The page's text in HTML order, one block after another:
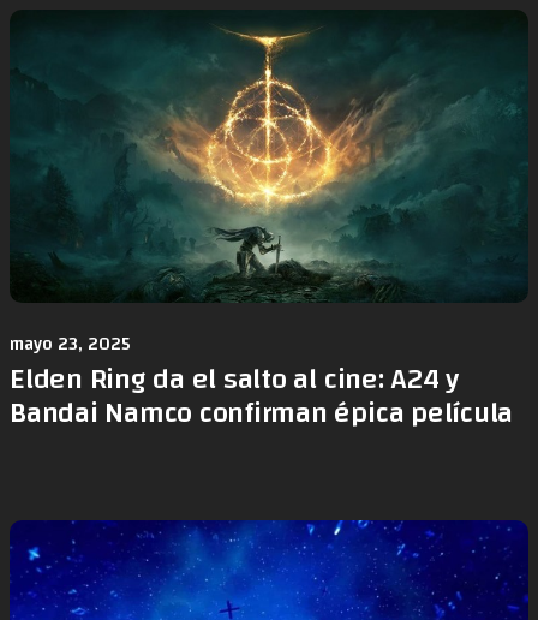
mayo 23, 2025
Elden Ring da el salto al cine: A24 y
Bandai Namco confirman épica película